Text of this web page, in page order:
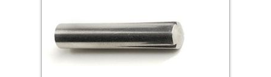
Инструмент
Крюки, кольца с метрической резьбой